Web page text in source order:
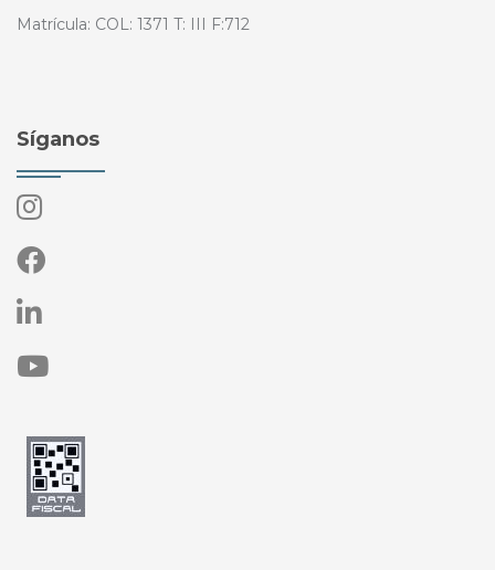
Matrícula: COL: 1371 T: III F:712
Síganos